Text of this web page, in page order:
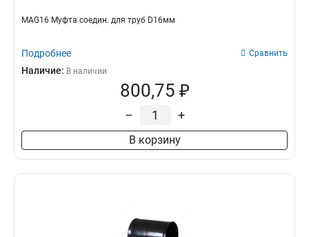
MAG16 Муфта соедин. для труб D16мм
Подробнее Сравнить
Наличие: В наличии
800,75 ₽
– +
В корзину